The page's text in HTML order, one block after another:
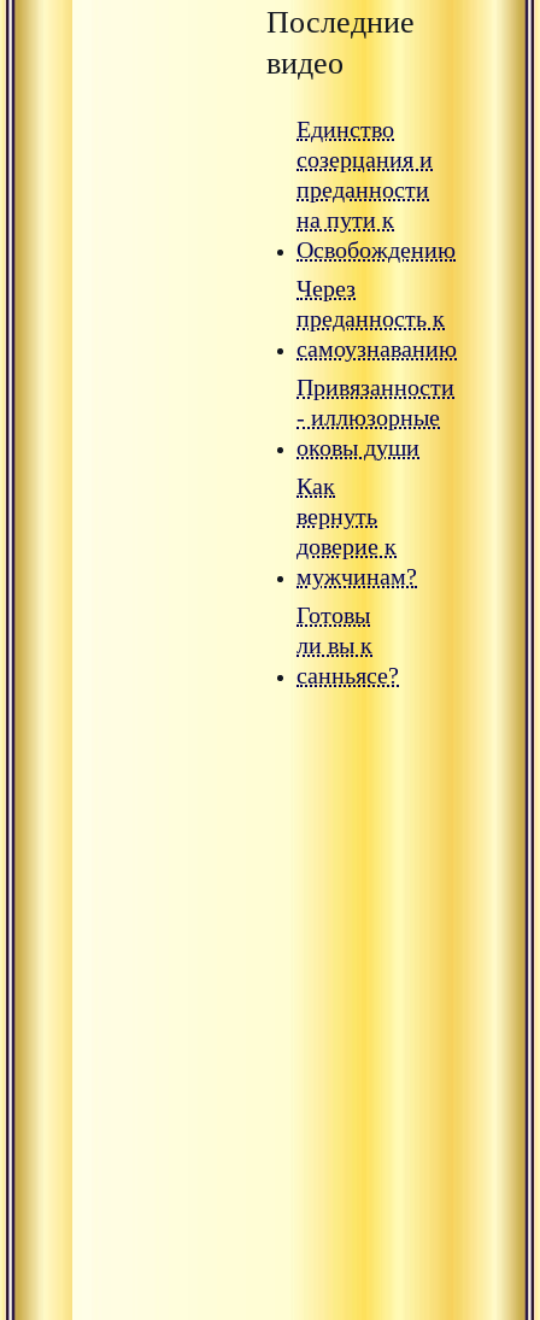
Последние
видео
Единство
созерцания и
преданности
на пути к
Освобождению
Через
преданность к
самоузнаванию
Привязанности
- иллюзорные
оковы души
Как
вернуть
доверие к
мужчинам?
Готовы
ли вы к
санньясе?